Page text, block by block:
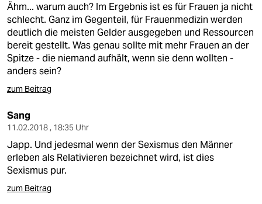
Ähm... warum auch? Im Ergebnis ist es für Frauen ja nicht
schlecht. Ganz im Gegenteil, für Frauenmedizin werden
deutlich die meisten Gelder ausgegeben und Ressourcen
bereit gestellt. Was genau sollte mit mehr Frauen an der
Spitze - die niemand aufhält, wenn sie denn wollten -
anders sein?
zum Beitrag
Sang
11.02.2018 , 18:35 Uhr
Japp. Und jedesmal wenn der Sexismus den Männer
erleben als Relativieren bezeichnet wird, ist dies
Sexismus pur.
zum Beitrag